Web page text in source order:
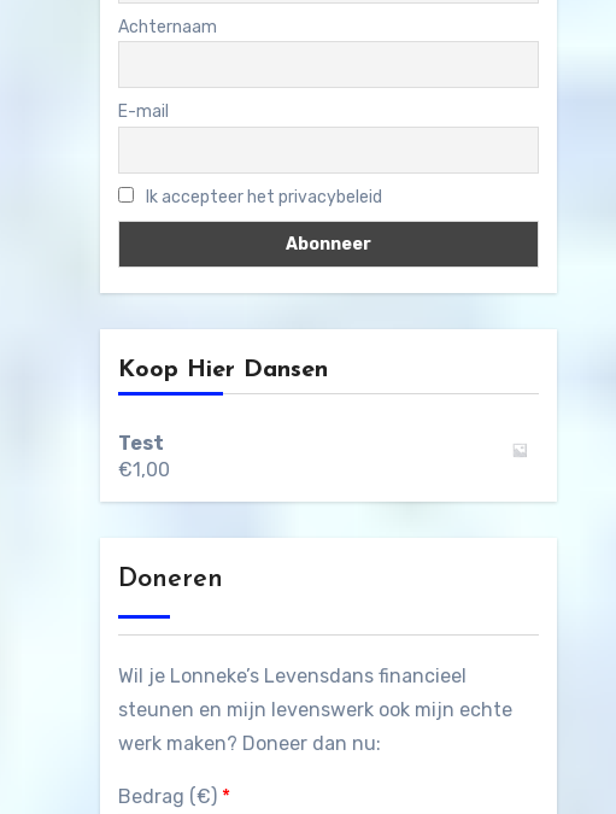
Achternaam
E-mail
Ik accepteer het privacybeleid
Koop Hier Dansen
Test
€1,00
Doneren
Wil je Lonneke’s Levensdans financieel
steunen en mijn levenswerk ook mijn echte
werk maken? Doneer dan nu:
Bedrag (€) *